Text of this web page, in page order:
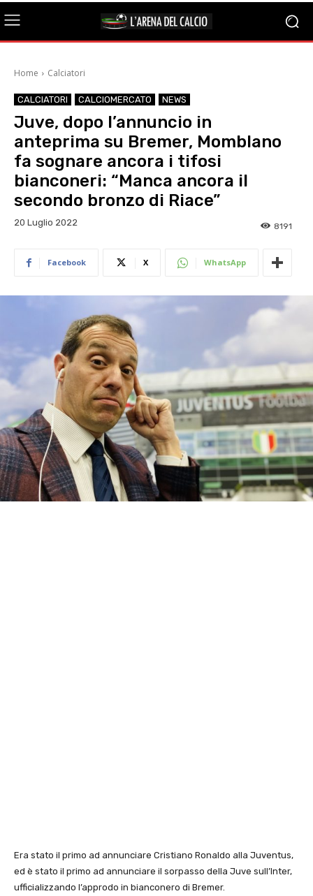
Home Calciatori
CALCIATORI CALCIOMERCATO NEWS
Juve, dopo l’annuncio in
anteprima su Bremer, Momblano
fa sognare ancora i tifosi
bianconeri: “Manca ancora il
secondo bronzo di Riace”
20 Luglio 2022 8191
Facebook X WhatsApp
Era stato il primo ad annunciare Cristiano Ronaldo alla Juventus,
ed è stato il primo ad annunciare il sorpasso della Juve sull’Inter,
ufficializzando l’approdo in bianconero di Bremer.